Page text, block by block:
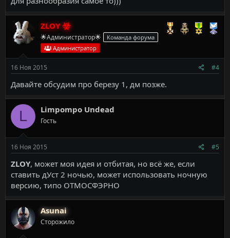
ZLOY
🌟Администратор🌟
Команда форума
Администратор
16 Ноя 2015 #4
Давайте обсудим про березу 1, дм позже.
L Limpompo Undead
Гость
16 Ноя 2015 #5
ZLOY, может моя идея и отбитая, но всё же, если
ставить дУст 2 ночью, может использовать ночную
версию, типо ОТМОСФЭРНО
Asunai
Сторожило